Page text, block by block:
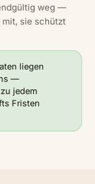
weg —
sie schützt
liegen
—
jedem
Fristen